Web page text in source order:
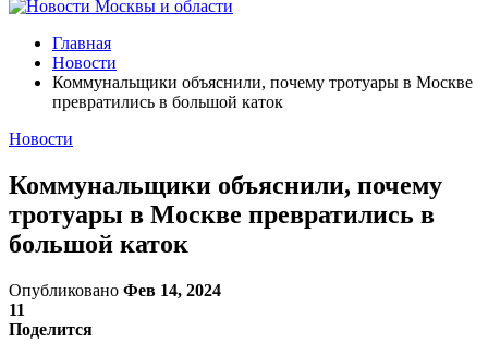
Главная
Новости
Коммунальщики объяснили, почему тротуары в Москве
превратились в большой каток
Новости
Коммунальщики объяснили, почему
тротуары в Москве превратились в
большой каток
Опубликовано Фев 14, 2024
11
Поделится